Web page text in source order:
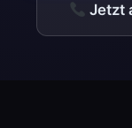
Jetzt